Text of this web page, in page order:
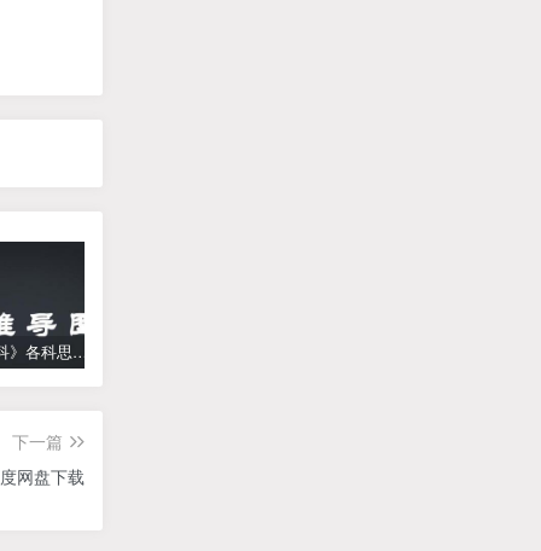
《高中学科》各科思维导图
下一篇
网盘下载